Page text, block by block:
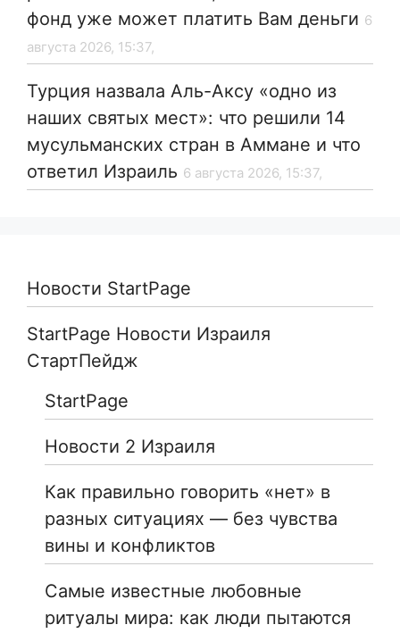
фонд уже может платить Вам деньги 6
августа 2026, 15:37,
Турция назвала Аль-Аксу «одно из
наших святых мест»: что решили 14
мусульманских стран в Аммане и что
ответил Израиль 6 августа 2026, 15:37,
Новости StartPage
StartPage Новости Израиля
СтартПейдж
StartPage
Новости 2 Израиля
Как правильно говорить «нет» в
разных ситуациях — без чувства
вины и конфликтов
Самые известные любовные
ритуалы мира: как люди пытаются